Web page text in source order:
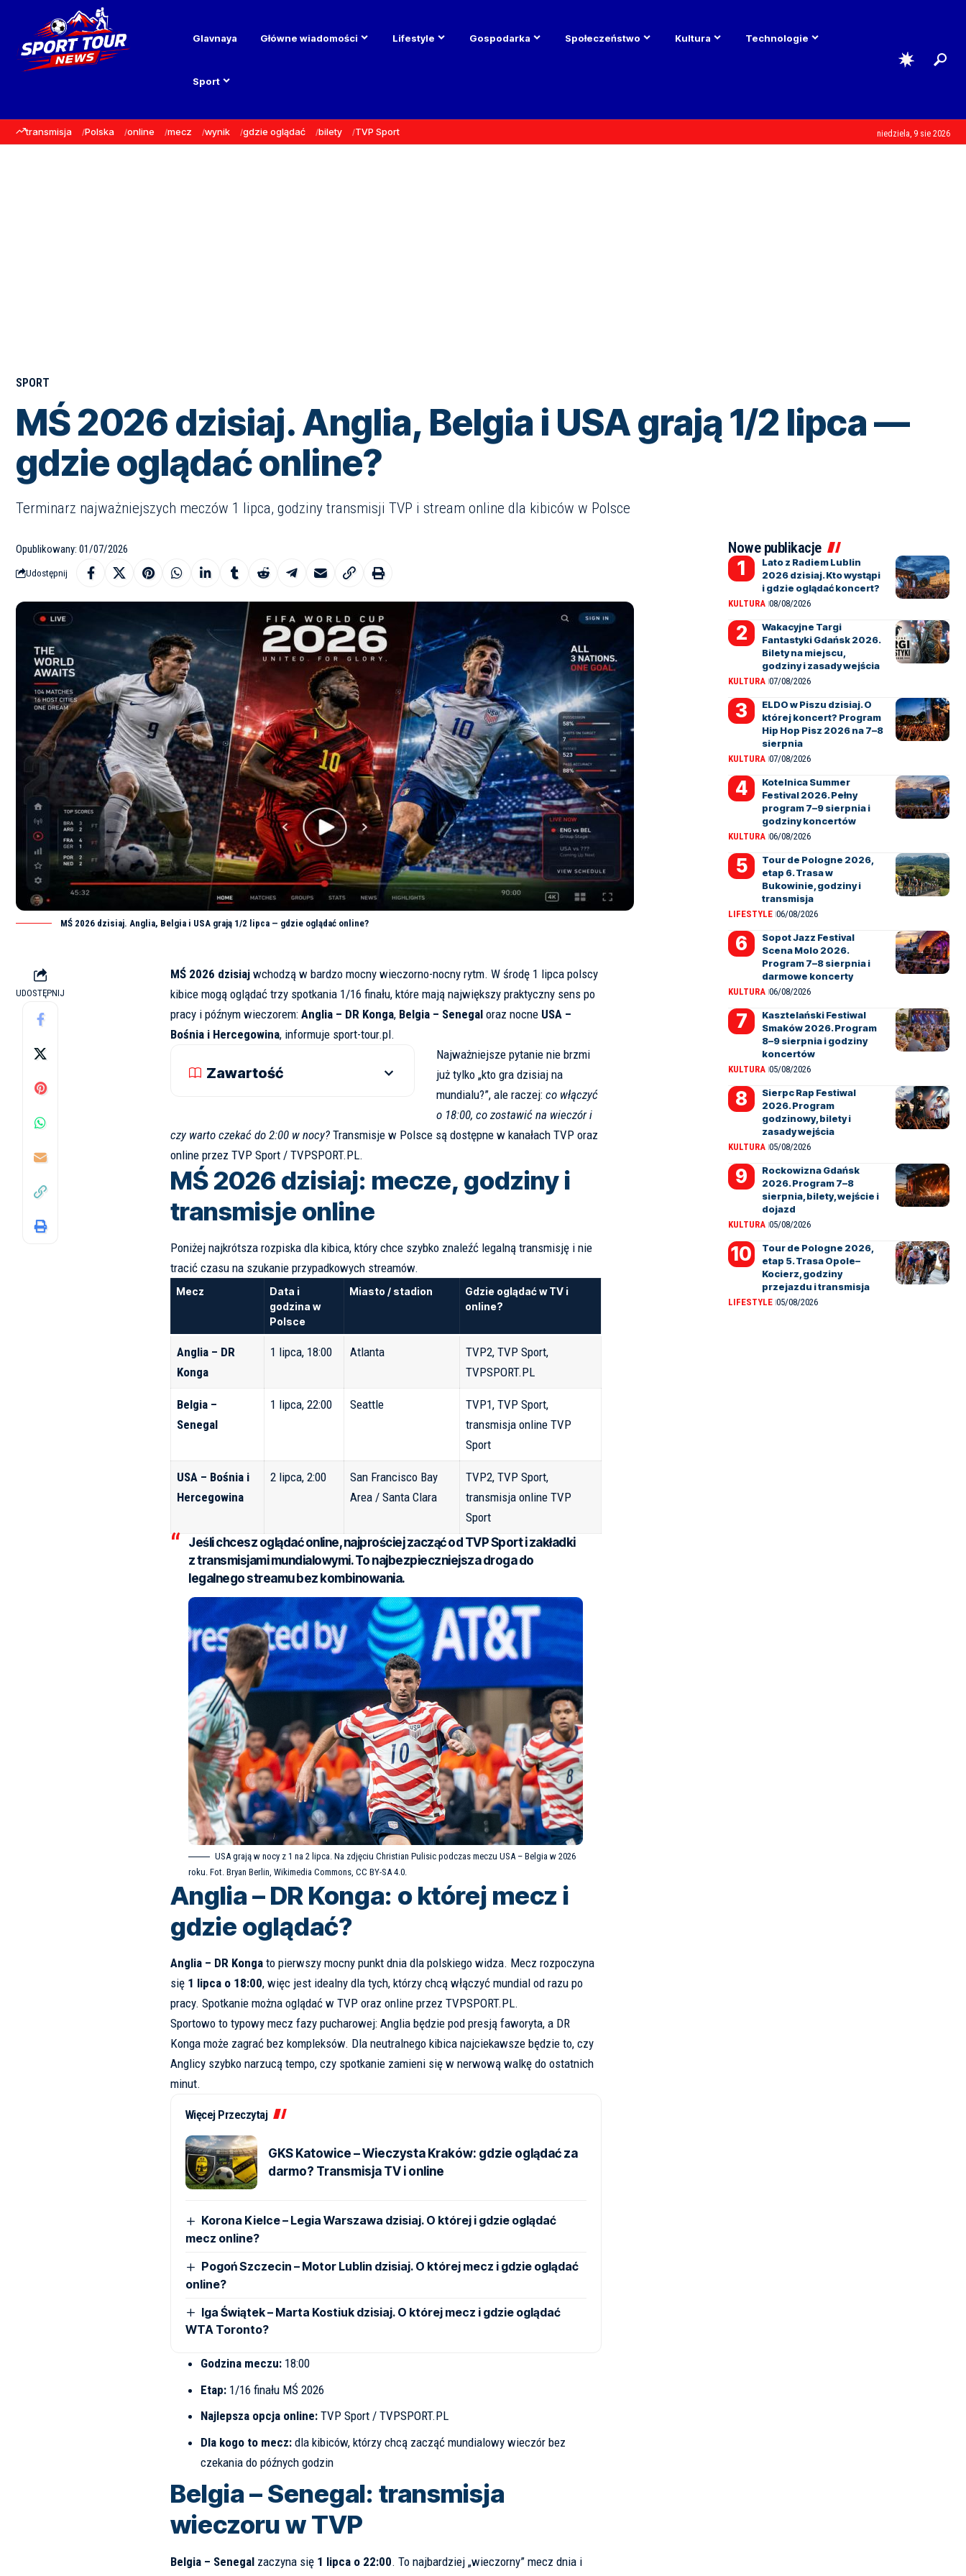
Glavnaya Główne wiadomości Lifestyle Gospodarka Społeczeństwo Kultura Technologie
Sport
transmisja Polska online mecz wynik gdzie oglądać bilety TVP Sport niedziela, 9 sie 2026
SPORT
MŚ 2026 dzisiaj. Anglia, Belgia i USA grają 1/2 lipca —
gdzie oglądać online?
Terminarz najważniejszych meczów 1 lipca, godziny transmisji TVP i stream online dla kibiców w Polsce
Opublikowany: 01/07/2026
Udostępnij
MŚ 2026 dzisiaj. Anglia, Belgia i USA grają 1/2 lipca — gdzie oglądać online?
UDOSTĘPNIJ
MŚ 2026 dzisiajwchodzą w bardzo mocny wieczorno-nocny rytm. W środę 1 lipca polscy
kibice mogą oglądać trzy spotkania 1/16 finału, które mają największy praktyczny sens po
pracy i późnym wieczorem: Anglia – DR Konga, Belgia – Senegaloraz nocne USA –
Bośnia i Hercegowina, informuje sport-tour.pl.
Zawartość
Najważniejsze pytanie nie brzmi
już tylko „kto gra dzisiaj na
mundialu?”, ale raczej: co włączyć
o 18:00, co zostawić na wieczór i
czy warto czekać do 2:00 w nocy?Transmisje w Polsce są dostępne w kanałach TVP oraz
online przez TVP Sport / TVPSPORT.PL.
MŚ 2026 dzisiaj: mecze, godziny i
transmisje online
Poniżej najkrótsza rozpiska dla kibica, który chce szybko znaleźć legalną transmisję i nie
tracić czasu na szukanie przypadkowych streamów.
Mecz
Data i
godzina w
Polsce
Miasto / stadion
Gdzie oglądać w TV i
online?
Anglia – DR
Konga
1 lipca, 18:00 Atlanta
TVP2, TVP Sport,
TVPSPORT.PL
Belgia –
Senegal
1 lipca, 22:00 Seattle
TVP1, TVP Sport,
transmisja online TVP
Sport
USA – Bośnia i
Hercegowina
2 lipca, 2:00
San Francisco Bay
Area / Santa Clara
TVP2, TVP Sport,
transmisja online TVP
Sport
Jeśli chcesz oglądać online, najprościej zacząć od TVP Sport i zakładki
z transmisjami mundialowymi. To najbezpieczniejsza droga do
legalnego streamu bez kombinowania.
USA grają w nocy z 1 na 2 lipca. Na zdjęciu Christian Pulisic podczas meczu USA – Belgia w 2026
roku. Fot. Bryan Berlin,Wikimedia Commons, CC BY-SA 4.0.
Anglia – DR Konga: o której mecz i
gdzie oglądać?
Anglia – DR Kongato pierwszy mocny punkt dnia dla polskiego widza. Mecz rozpoczyna
się 1 lipca o 18:00, więc jest idealny dla tych, którzy chcą włączyć mundial od razu po
pracy. Spotkanie można oglądać w TVP oraz online przez TVPSPORT.PL.
Sportowo to typowy mecz fazy pucharowej: Anglia będzie pod presją faworyta, a DR
Konga może zagrać bez kompleksów. Dla neutralnego kibica najciekawsze będzie to, czy
Anglicy szybko narzucą tempo, czy spotkanie zamieni się w nerwową walkę do ostatnich
minut.
Więcej Przeczytaj
GKS Katowice – Wieczysta Kraków: gdzie oglądać za
darmo? Transmisja TV i online
Korona Kielce – Legia Warszawa dzisiaj. O której i gdzie oglądać
mecz online?
Pogoń Szczecin – Motor Lublin dzisiaj. O której mecz i gdzie oglądać
online?
Iga Świątek – Marta Kostiuk dzisiaj. O której mecz i gdzie oglądać
WTA Toronto?
Godzina meczu: 18:00
Etap: 1/16 finału MŚ 2026
Najlepsza opcja online: TVP Sport / TVPSPORT.PL
Dla kogo to mecz: dla kibiców, którzy chcą zacząć mundialowy wieczór bez
czekania do późnych godzin
Belgia – Senegal: transmisja
wieczoru w TVP
Belgia – Senegalzaczyna się 1 lipca o 22:00. To najbardziej „wieczorny” mecz dnia i
Nowe publikacje
Lato z Radiem Lublin
2026 dzisiaj. Kto wystąpi
i gdzie oglądać koncert?
KULTURA 08/08/2026
Wakacyjne Targi
Fantastyki Gdańsk 2026.
Bilety na miejscu,
godziny i zasady wejścia
KULTURA 07/08/2026
ELDO w Piszu dzisiaj. O
której koncert? Program
Hip Hop Pisz 2026 na 7–8
sierpnia
KULTURA 07/08/2026
Kotelnica Summer
Festival 2026. Pełny
program 7–9 sierpnia i
godziny koncertów
KULTURA 06/08/2026
Tour de Pologne 2026,
etap 6. Trasa w
Bukowinie, godziny i
transmisja
LIFESTYLE 06/08/2026
Sopot Jazz Festival
Scena Molo 2026.
Program 7–8 sierpnia i
darmowe koncerty
KULTURA 06/08/2026
Kasztelański Festiwal
Smaków 2026. Program
8–9 sierpnia i godziny
koncertów
KULTURA 05/08/2026
Sierpc Rap Festiwal
2026. Program
godzinowy, bilety i
zasady wejścia
KULTURA 05/08/2026
Rockowizna Gdańsk
2026. Program 7–8
sierpnia, bilety, wejście i
dojazd
KULTURA 05/08/2026
Tour de Pologne 2026,
etap 5. Trasa Opole–
Kocierz, godziny
przejazdu i transmisja
LIFESTYLE 05/08/2026